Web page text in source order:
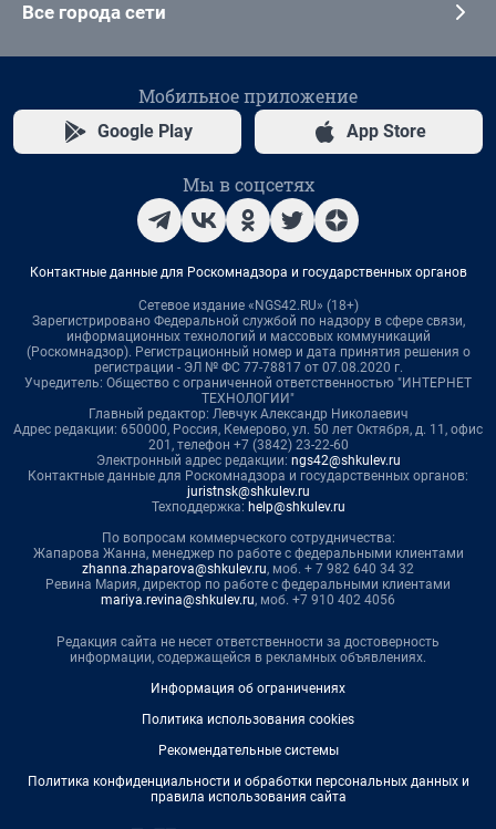
Все города сети
Мобильное приложение
Google Play App Store
Мы в соцсетях
Контактные данные для Роскомнадзора и государственных органов
Сетевое издание «NGS42.RU» (18+)
Зарегистрировано Федеральной службой по надзору в сфере связи,
информационных технологий и массовых коммуникаций
(Роскомнадзор). Регистрационный номер и дата принятия решения о
регистрации - ЭЛ № ФС 77-78817 от 07.08.2020 г.
Учредитель: Общество с ограниченной ответственностью "ИНТЕРНЕТ
ТЕХНОЛОГИИ"
Главный редактор: Левчук Александр Николаевич
Адрес редакции: 650000, Россия, Кемерово, ул. 50 лет Октября, д. 11, офис
201, телефон +7 (3842) 23-22-60
Электронный адрес редакции: ngs42@shkulev.ru
Контактные данные для Роскомнадзора и государственных органов:
juristnsk@shkulev.ru
Техподдержка: help@shkulev.ru
По вопросам коммерческого сотрудничества:
Жапарова Жанна, менеджер по работе с федеральными клиентами
zhanna.zhaparova@shkulev.ru, моб. + 7 982 640 34 32
Ревина Мария, директор по работе с федеральными клиентами
mariya.revina@shkulev.ru, моб. +7 910 402 4056
Редакция сайта не несет ответственности за достоверность
информации, содержащейся в рекламных объявлениях.
Информация об ограничениях
Политика использования cookies
Рекомендательные системы
Политика конфиденциальности и обработки персональных данных и
правила использования сайта